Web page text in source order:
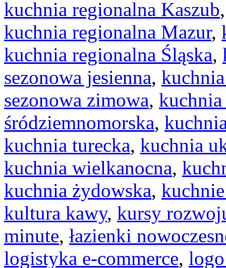
kuchnia regionalna Kaszub
kuchnia regionalna Mazur,
kuchnia regionalna Śląska,
sezonowa jesienna,
sezonowa zimowa, kuchnia
śródziemnomorska,
kuchnia turecka, kuchnia
kuchnia wielkanocna,
kuchnia żydowska,
kultura kawy, kursy
minute, łazienki
logistyka e-commerce,